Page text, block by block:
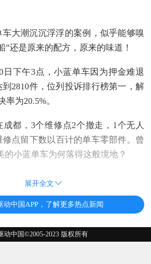
大潮沉沉浮浮的案例，似乎能够嗅
”还是原来的配方，原来的味道！
日下午3点，小蓝单车因为押金难退
2810件，位列投诉排行榜第一，解
率为20.5%。
成都，3个维修点2个撤走，1个无人
修点留下数以百计的单车零部件。曾
的小蓝单车为何落得这般境地？
展开全文
动中国APP，了解更多热点新闻
动中国©2005-2023 版权所有